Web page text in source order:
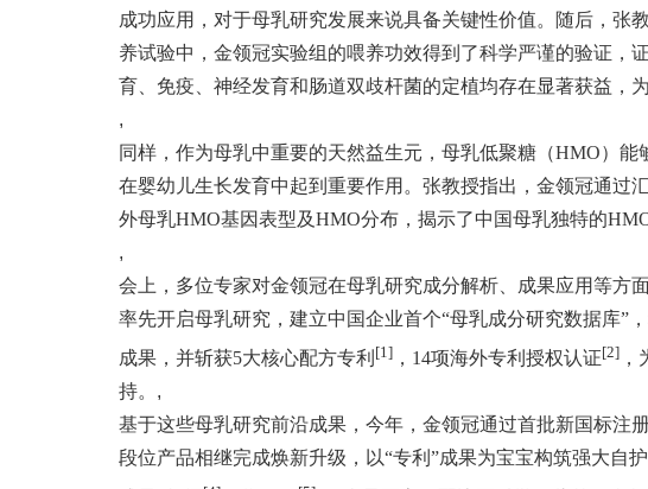
成功应用，对于母乳研究发展来说具备关键性价值。随后，张
养试验中，金领冠实验组的喂养功效得到了科学严谨的验证，
育、免疫、神经发育和肠道双歧杆菌的定植均存在显著获益，
,
同样，作为母乳中重要的天然益生元，母乳低聚糖（HMO）能
在婴幼儿生长发育中起到重要作用。张教授指出，金领冠通过
外母乳HMO基因表型及HMO分布，揭示了中国母乳独特的HMO
,
会上，多位专家对金领冠在母乳研究成分解析、成果应用等方
率先开启母乳研究，建立中国企业首个“母乳成分研究数据库”
成果，并斩获5大核心配方专利 [1] ，14项海外专利授权认证[2]
持。 ,
基于这些母乳研究前沿成果，今年，金领冠通过首批新国标注
段位产品相继完成焕新升级，以“专利”成果为宝宝构筑强大自